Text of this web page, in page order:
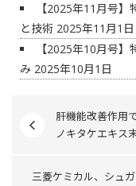
【2025年11月号
と技術 2025年11月1日
【2025年10月号
み 2025年10月1日
肝機能改善作用
ノキタケエキス
三菱ケミカル、シュ